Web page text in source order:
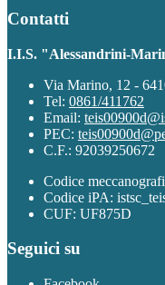
Contatti
I.I.S. "Alessandrini-
Via Marino, 12 -
Tel: 0861/411762
Email:
PEC:
C.F.: 92039250672
Codice
Codice iPA:
CUF: UF875D
Seguici su